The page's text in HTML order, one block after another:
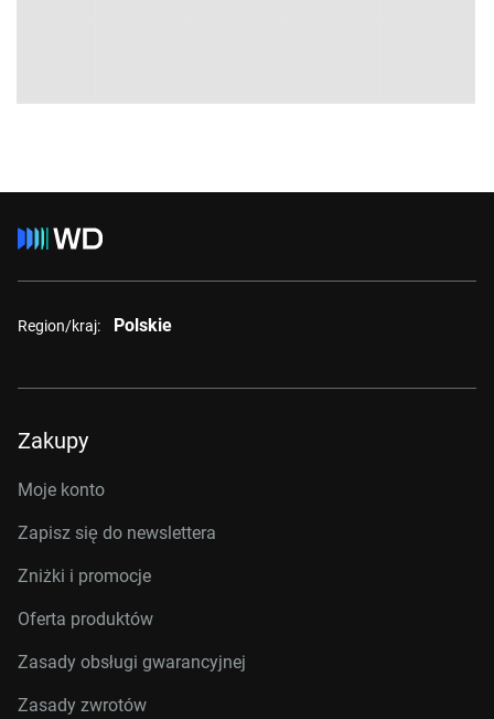
Region/kraj: Polskie
Zakupy
Moje konto
Zapisz się do newslettera
Zniżki i promocje
Oferta produktów
Zasady obsługi gwarancyjnej
Zasady zwrotów